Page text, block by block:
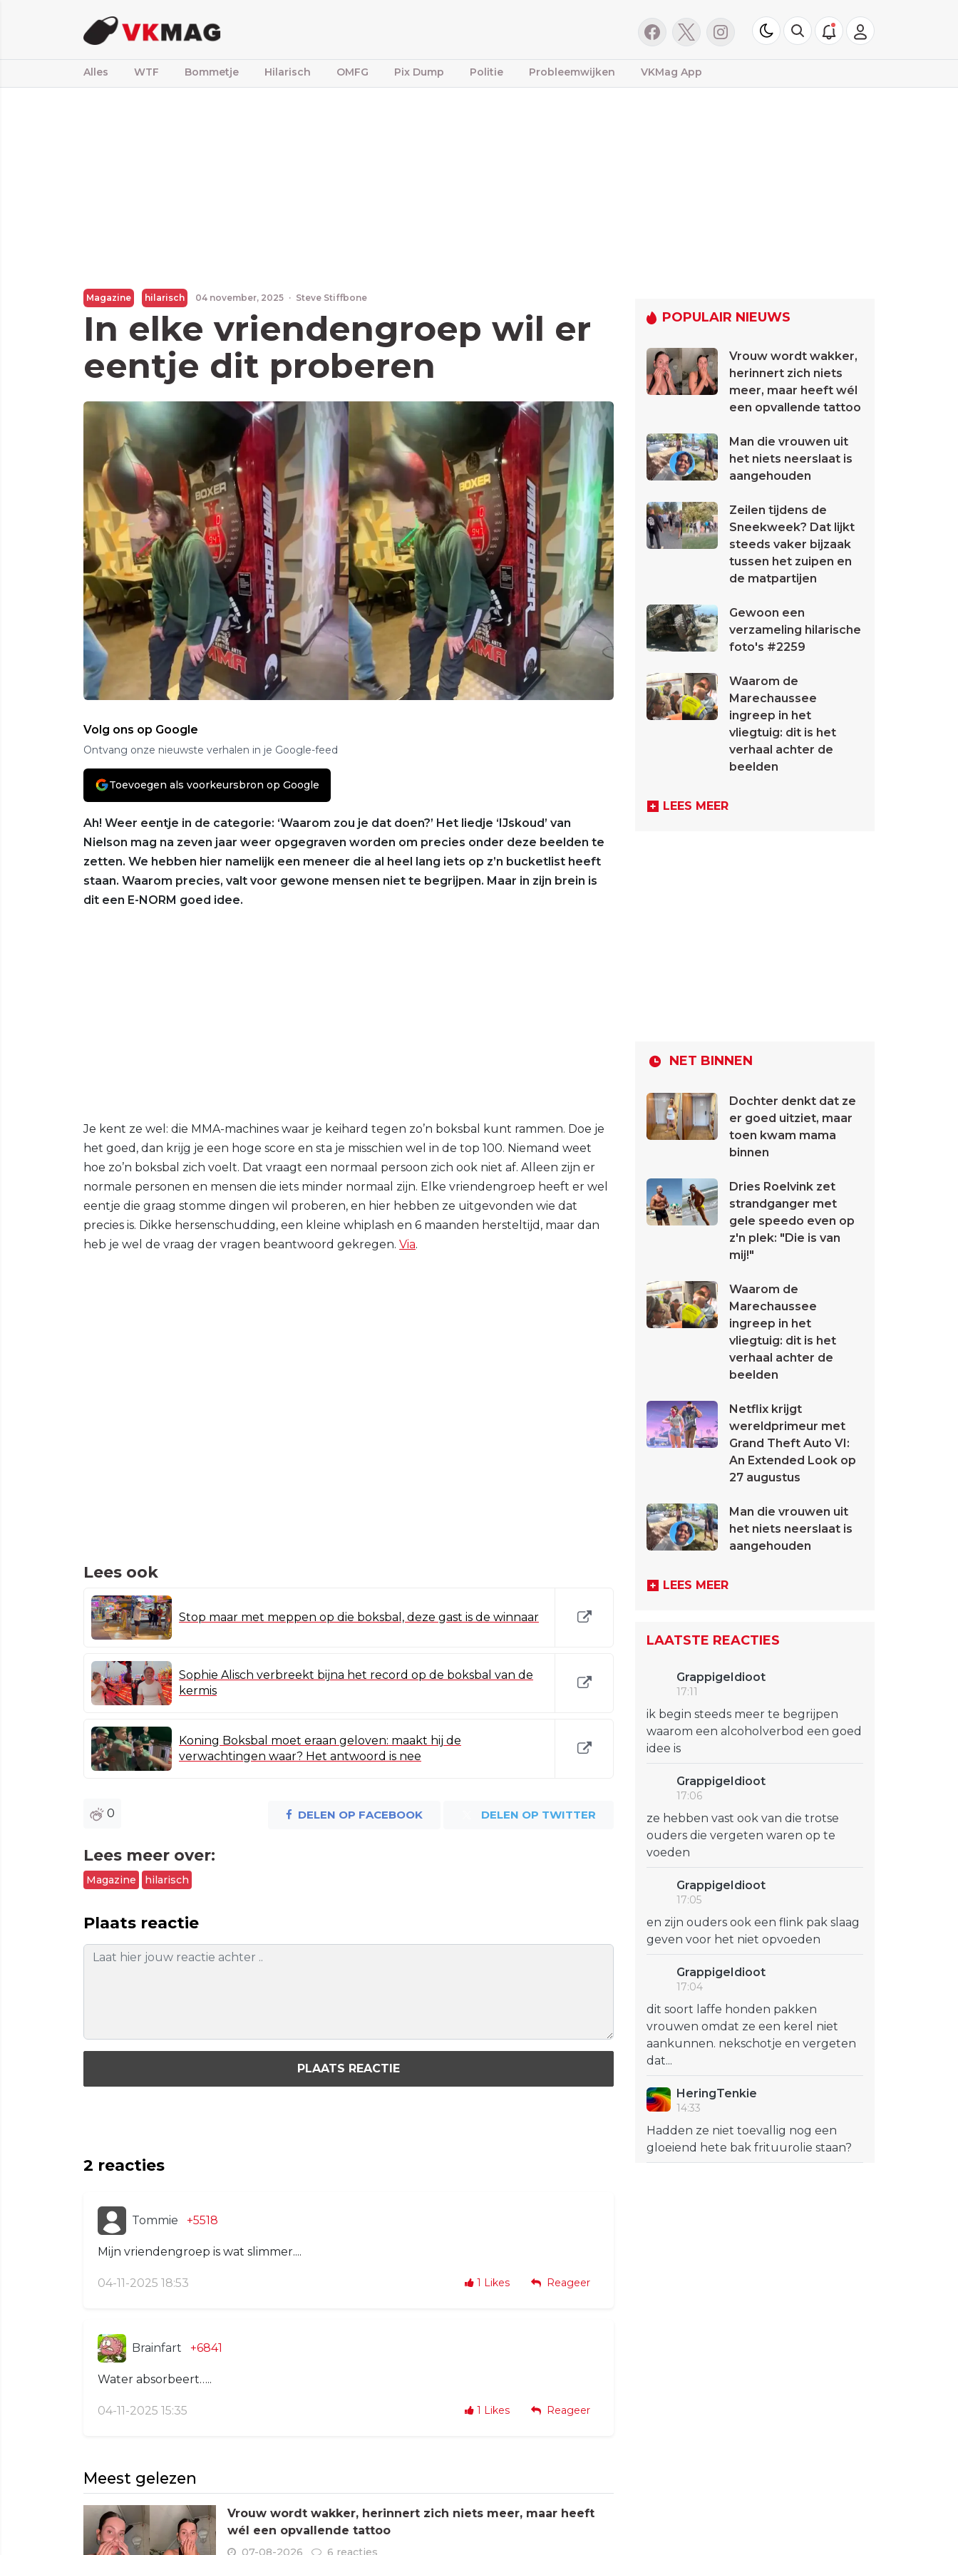
Alles WTF Bommetje Hilarisch OMFG Pix Dump Politie Probleemwijken VKMag App
Magazine hilarisch 04 november, 2025 · Steve Stiffbone
In elke vriendengroep wil er
eentje dit proberen
Volg ons op Google
Ontvang onze nieuwste verhalen in je Google-feed
Toevoegen als voorkeursbron op Google
Ah! Weer eentje in de categorie: ‘Waarom zou je dat doen?’ Het liedje ‘IJskoud’ van
Nielson mag na zeven jaar weer opgegraven worden om precies onder deze beelden te
zetten. We hebben hier namelijk een meneer die al heel lang iets op z’n bucketlist heeft
staan. Waarom precies, valt voor gewone mensen niet te begrijpen. Maar in zijn brein is
dit een E-NORM goed idee.
Je kent ze wel: die MMA-machines waar je keihard tegen zo’n boksbal kunt rammen. Doe je
het goed, dan krijg je een hoge score en sta je misschien wel in de top 100. Niemand weet
hoe zo’n boksbal zich voelt. Dat vraagt een normaal persoon zich ook niet af. Alleen zijn er
normale personen en mensen die iets minder normaal zijn. Elke vriendengroep heeft er wel
eentje die graag stomme dingen wil proberen, en hier hebben ze uitgevonden wie dat
precies is. Dikke hersenschudding, een kleine whiplash en 6 maanden hersteltijd, maar dan
heb je wel de vraag der vragen beantwoord gekregen. Via.
Lees ook
Stop maar met meppen op die boksbal, deze gast is de winnaar
Sophie Alisch verbreekt bijna het record op de boksbal van de
kermis
Koning Boksbal moet eraan geloven: maakt hij de
verwachtingen waar? Het antwoord is nee
0 DELEN OP FACEBOOK DELEN OP TWITTER
Lees meer over:
Magazine hilarisch
Plaats reactie
PLAATS REACTIE
2 reacties
Tommie +5518
Mijn vriendengroep is wat slimmer....
04-11-2025 18:53 1 Likes Reageer
Brainfart +6841
Water absorbeert…..
04-11-2025 15:35 1 Likes Reageer
Meest gelezen
Vrouw wordt wakker, herinnert zich niets meer, maar heeft
wél een opvallende tattoo
07-08-2026 6 reacties
POPULAIR NIEUWS
Vrouw wordt wakker,
herinnert zich niets
meer, maar heeft wél
een opvallende tattoo
Man die vrouwen uit
het niets neerslaat is
aangehouden
Zeilen tijdens de
Sneekweek? Dat lijkt
steeds vaker bijzaak
tussen het zuipen en
de matpartijen
Gewoon een
verzameling hilarische
foto's #2259
Waarom de
Marechaussee
ingreep in het
vliegtuig: dit is het
verhaal achter de
beelden
LEES MEER
NET BINNEN
Dochter denkt dat ze
er goed uitziet, maar
toen kwam mama
binnen
Dries Roelvink zet
strandganger met
gele speedo even op
z'n plek: "Die is van
mij!"
Waarom de
Marechaussee
ingreep in het
vliegtuig: dit is het
verhaal achter de
beelden
Netflix krijgt
wereldprimeur met
Grand Theft Auto VI:
An Extended Look op
27 augustus
Man die vrouwen uit
het niets neerslaat is
aangehouden
LEES MEER
LAATSTE REACTIES
GrappigeIdioot
17:11
ik begin steeds meer te begrijpen
waarom een alcoholverbod een goed
idee is
GrappigeIdioot
17:06
ze hebben vast ook van die trotse
ouders die vergeten waren op te
voeden
GrappigeIdioot
17:05
en zijn ouders ook een flink pak slaag
geven voor het niet opvoeden
GrappigeIdioot
17:04
dit soort laffe honden pakken
vrouwen omdat ze een kerel niet
aankunnen. nekschotje en vergeten
dat...
HeringTenkie
14:33
Hadden ze niet toevallig nog een
gloeiend hete bak frituurolie staan?